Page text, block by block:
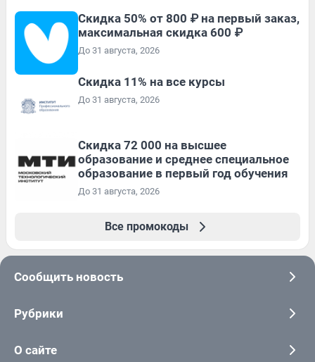
Скидка 50% от 800 ₽ на первый заказ,
максимальная скидка 600 ₽
До 31 августа, 2026
Скидка 11% на все курсы
До 31 августа, 2026
Скидка 72 000 на высшее
образование и среднее специальное
образование в первый год обучения
До 31 августа, 2026
Все промокоды
Сообщить новость
Рубрики
О сайте